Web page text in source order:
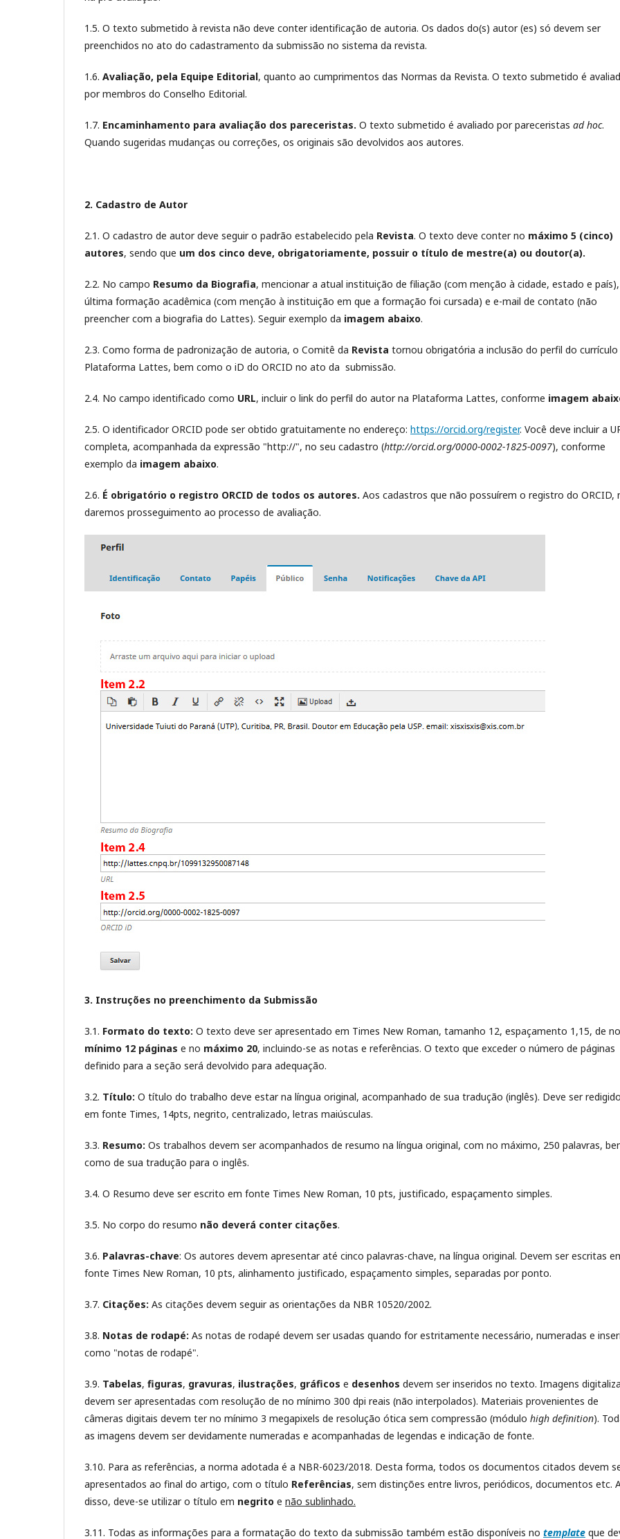
1.5. O texto submetido à revista não deve conter identificação de autoria. Os dados do(s) autor (es) só devem ser
preenchidos no ato do cadastramento da submissão no sistema da revista.
1.6. Avaliação, pela Equipe Editorial, quanto ao cumprimentos das Normas da Revista. O texto submetido é
por membros do Conselho Editorial.
1.7. Encaminhamento para avaliação dos pareceristas. O texto submetido é avaliado por pareceristas ad hoc.
Quando sugeridas mudanças ou correções, os originais são devolvidos aos autores.
2. Cadastro de Autor
2.1. O cadastro de autor deve seguir o padrão estabelecido pela Revista. O texto deve conter no máximo 5 (cinco)
autores, sendo que um dos cinco deve, obrigatoriamente, possuir o título de mestre(a) ou doutor(a).
2.2. No campo Resumo da Biografia, mencionar a atual instituição de filiação (com menção à cidade, estado e
última formação acadêmica (com menção à instituição em que a formação foi cursada) e e-mail de contato (não
preencher com a biografia do Lattes). Seguir exemplo da imagem abaixo.
2.3. Como forma de padronização de autoria, o Comitê da Revista tornou obrigatória a inclusão do perfil do currículo
Plataforma Lattes, bem como o iD do ORCID no ato da submissão.
2.4. No campo identificado como URL, incluir o link do perfil do autor na Plataforma Lattes, conforme imagem
2.5. O identificador ORCID pode ser obtido gratuitamente no endereço: https://orcid.org/register. Você deve incluir a
completa, acompanhada da expressão "http://", no seu cadastro (http://orcid.org/0000-0002-1825-0097), conforme
exemplo da imagem abaixo.
2.6. É obrigatório o registro ORCID de todos os autores. Aos cadastros que não possuírem o registro do ORCID,
daremos prosseguimento ao processo de avaliação.
3. Instruções no preenchimento da Submissão
3.1. Formato do texto: O texto deve ser apresentado em Times New Roman, tamanho 12, espaçamento 1,15, de no
mínimo 12 páginas e no máximo 20, incluindo-se as notas e referências. O texto que exceder o número de páginas
definido para a seção será devolvido para adequação.
3.2. Título: O título do trabalho deve estar na língua original, acompanhado de sua tradução (inglês). Deve ser
em fonte Times, 14pts, negrito, centralizado, letras maiúsculas.
3.3. Resumo: Os trabalhos devem ser acompanhados de resumo na língua original, com no máximo, 250 palavras,
como de sua tradução para o inglês.
3.4. O Resumo deve ser escrito em fonte Times New Roman, 10 pts, justificado, espaçamento simples.
3.5. No corpo do resumo não deverá conter citações.
3.6. Palavras-chave: Os autores devem apresentar até cinco palavras-chave, na língua original. Devem ser escritas
fonte Times New Roman, 10 pts, alinhamento justificado, espaçamento simples, separadas por ponto.
3.7. Citações: As citações devem seguir as orientações da NBR 10520/2002.
3.8. Notas de rodapé: As notas de rodapé devem ser usadas quando for estritamente necessário, numeradas e
como "notas de rodapé".
3.9. Tabelas, figuras, gravuras, ilustrações, gráficos e desenhos devem ser inseridos no texto. Imagens
devem ser apresentadas com resolução de no mínimo 300 dpi reais (não interpolados). Materiais provenientes de
câmeras digitais devem ter no mínimo 3 megapixels de resolução ótica sem compressão (módulo high definition).
as imagens devem ser devidamente numeradas e acompanhadas de legendas e indicação de fonte.
3.10. Para as referências, a norma adotada é a NBR-6023/2018. Desta forma, todos os documentos citados devem
apresentados ao final do artigo, com o título Referências, sem distinções entre livros, periódicos, documentos etc.
disso, deve-se utilizar o título em negrito e não sublinhado.
3.11. Todas as informações para a formatação do texto da submissão também estão disponíveis no template que